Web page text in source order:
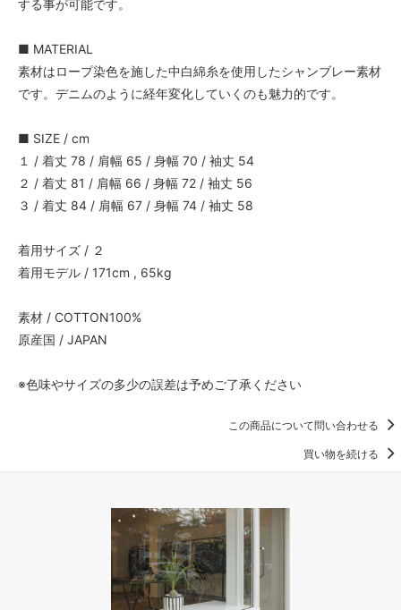
する事が可能です。
■ MATERIAL
素材はロープ染色を施した中白綿糸を使用したシャンブレー素材
です。デニムのように経年変化していくのも魅力的です。
■ SIZE / cm
１ / 着丈 78 / 肩幅 65 / 身幅 70 / 袖丈 54
２ / 着丈 81 / 肩幅 66 / 身幅 72 / 袖丈 56
３ / 着丈 84 / 肩幅 67 / 身幅 74 / 袖丈 58
着用サイズ / ２
着用モデル / 171cm , 65kg
素材 / COTTON100%
原産国 / JAPAN
※色味やサイズの多少の誤差は予めご了承ください
この商品について問い合わせる
買い物を続ける